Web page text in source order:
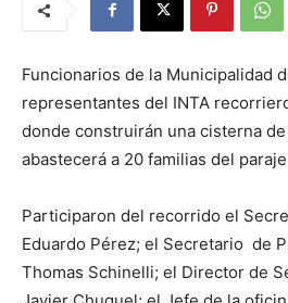
Funcionarios de la Municipalidad
representantes del INTA
donde construirán una cisterna
abastecerá a 20 familias del
Participaron del recorrido el
Eduardo Pérez; el Secretario de
Thomas Schinelli; el Director de